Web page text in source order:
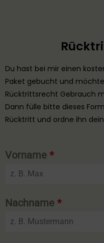
Du hast bei mir einen
Paket gebucht und
Rücktrittsrecht Gebrauch
Dann fülle bitte dieses
Rücktritt und ordne ihn
Vorname *
Nachname *